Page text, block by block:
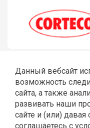
Данный вебсайт
возможность
сайта, а также
развивать наши
сайте и (или)
соглашаетесь с